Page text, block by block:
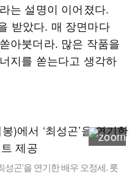
는 설명이 이어졌다.
받았다. 매 장면마다
아붓더라. 많은 작품을
지를 쏟는다고 생각하
성곤’을 연기한 배우 오정세. 롯